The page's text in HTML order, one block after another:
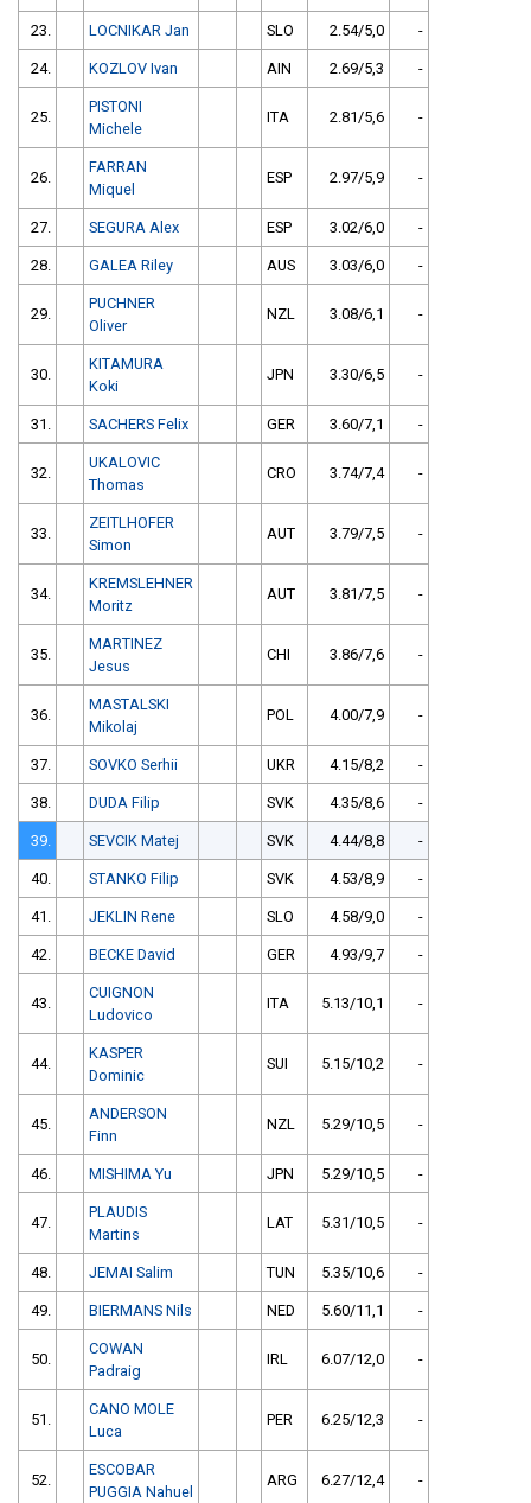
23. LOCNIKAR Jan SLO 2.54/5,0 -
24. KOZLOV Ivan AIN 2.69/5,3 -
25.
PISTONI
Michele
ITA 2.81/5,6 -
26.
FARRAN
Miquel
ESP 2.97/5,9 -
27. SEGURA Alex ESP 3.02/6,0 -
28. GALEA Riley AUS 3.03/6,0 -
29.
PUCHNER
Oliver
NZL 3.08/6,1 -
30.
KITAMURA
Koki
JPN 3.30/6,5 -
31. SACHERS Felix GER 3.60/7,1 -
32.
UKALOVIC
Thomas
CRO 3.74/7,4 -
33.
ZEITLHOFER
Simon
AUT 3.79/7,5 -
34.
KREMSLEHNER
Moritz
AUT 3.81/7,5 -
35.
MARTINEZ
Jesus
CHI 3.86/7,6 -
36.
MASTALSKI
Mikolaj
POL 4.00/7,9 -
37. SOVKO Serhii UKR 4.15/8,2 -
38. DUDA Filip SVK 4.35/8,6 -
39. SEVCIK Matej SVK 4.44/8,8 -
40. STANKO Filip SVK 4.53/8,9 -
41. JEKLIN Rene SLO 4.58/9,0 -
42. BECKE David GER 4.93/9,7 -
43.
CUIGNON
Ludovico
ITA 5.13/10,1 -
44.
KASPER
Dominic
SUI 5.15/10,2 -
45.
ANDERSON
Finn
NZL 5.29/10,5 -
46. MISHIMA Yu JPN 5.29/10,5 -
47.
PLAUDIS
Martins
LAT 5.31/10,5 -
48. JEMAI Salim TUN 5.35/10,6 -
49. BIERMANS Nils NED 5.60/11,1 -
50.
COWAN
Padraig
IRL 6.07/12,0 -
51.
CANO MOLE
Luca
PER 6.25/12,3 -
52.
ESCOBAR
PUGGIA Nahuel
ARG 6.27/12,4 -